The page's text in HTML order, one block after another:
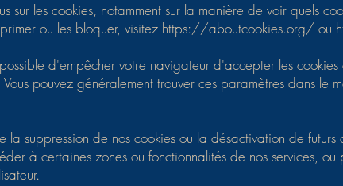
sur les cookies, notamment sur la manière de voir quels
ou les bloquer, visitez https://aboutcookies.org/ ou
d'empêcher votre navigateur d'accepter les
pouvez généralement trouver ces paramètres dans le
la suppression de nos cookies ou la désactivation de
à certaines zones ou fonctionnalités de nos services,